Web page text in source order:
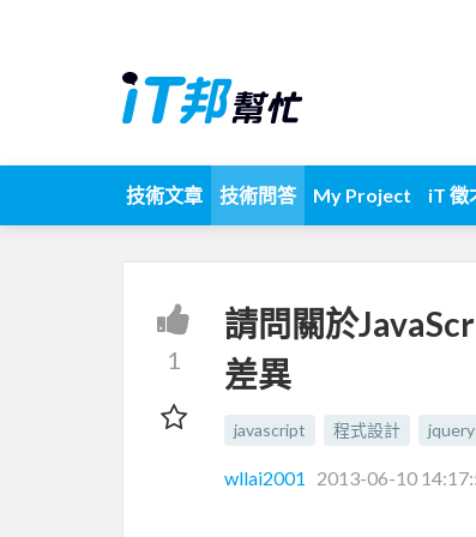
技術文章 技術問答 My Project iT 徵
1
請問關於
差異
javascript 程式設計 jquery
wllai2001 2013-06-10